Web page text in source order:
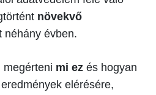
növekvő
néhány évben.
megérteni mi ez és hogyan
elérésére,